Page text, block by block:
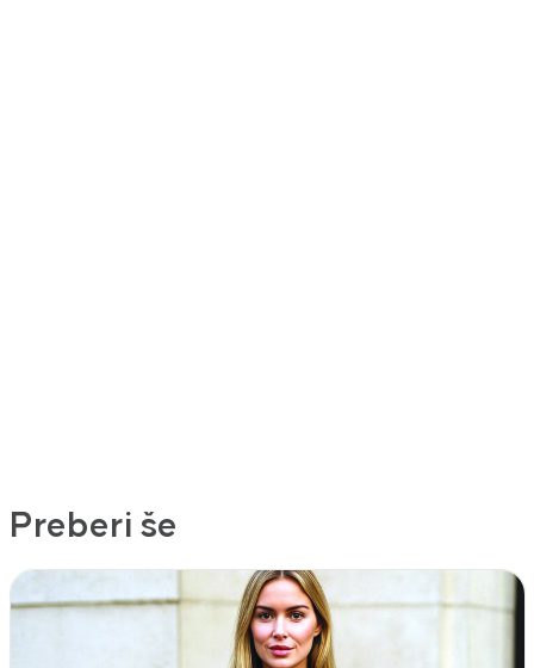
Preberi še